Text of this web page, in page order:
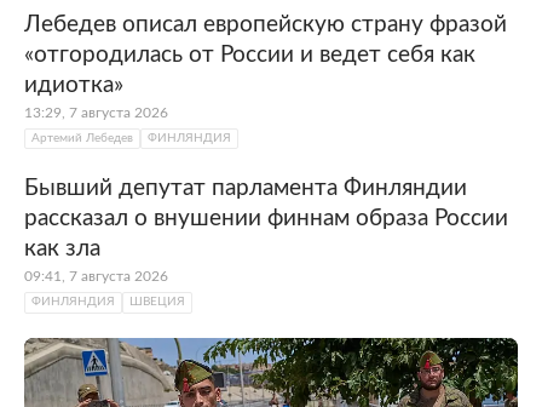
Лебедев описал европейскую страну фразой
«отгородилась от России и ведет себя как
идиотка»
13:29, 7 августа 2026
Артемий Лебедев ФИНЛЯНДИЯ
Бывший депутат парламента Финляндии
рассказал о внушении финнам образа России
как зла
09:41, 7 августа 2026
ФИНЛЯНДИЯ ШВЕЦИЯ